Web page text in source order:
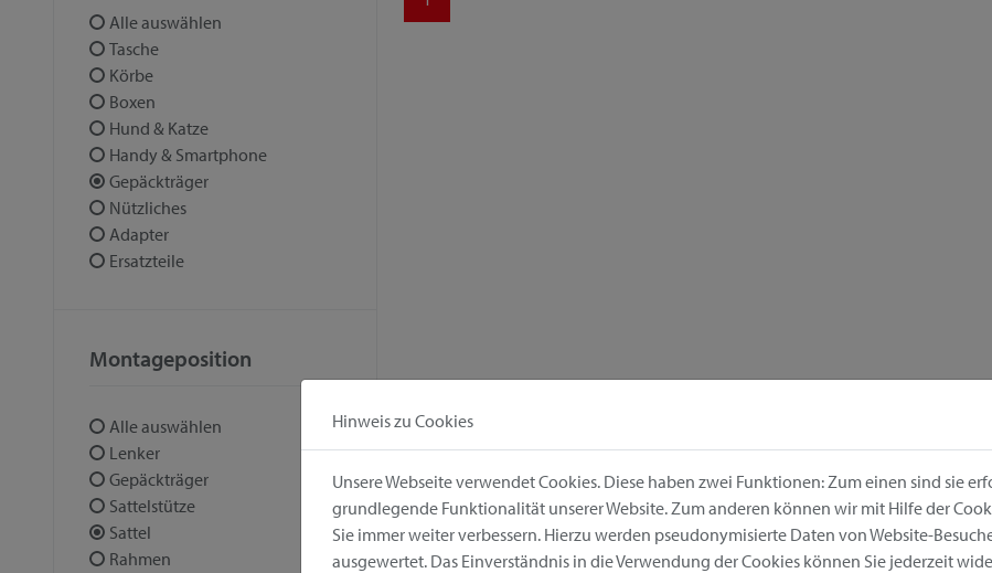
Alle auswählen
Tasche
Körbe
Boxen
Hund & Katze
Handy & Smartphone
Gepäckträger
Nützliches
Adapter
Ersatzteile
Montageposition
Alle auswählen
Lenker
Gepäckträger
Sattelstütze
Sattel
Rahmen
Hinweis zu Cookies
Unsere Webseite verwendet Cookies. Diese haben zwei Funktionen: Zum einen sind sie
grundlegende Funktionalität unserer Website. Zum anderen können wir mit Hilfe der
Sie immer weiter verbessern. Hierzu werden pseudonymisierte Daten von Website-
ausgewertet. Das Einverständnis in die Verwendung der Cookies können Sie jederzeit